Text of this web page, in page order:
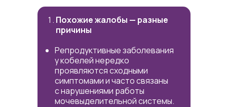
Похожие жалобы — разные
причины
Репродуктивные заболевания
у кобелей нередко
проявляются сходными
симптомами и часто связаны
с нарушениями работы
мочевыделительной системы.